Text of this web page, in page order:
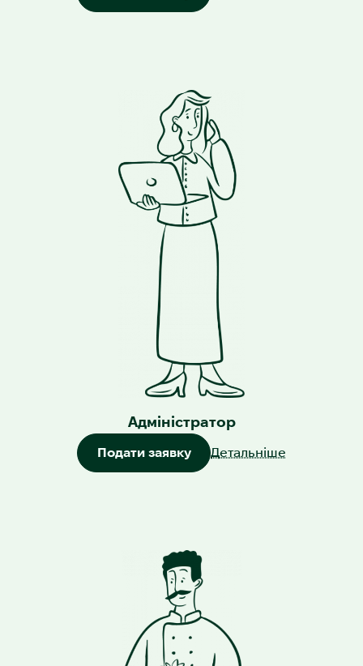
Адміністратор
Подати заявку Детальніше